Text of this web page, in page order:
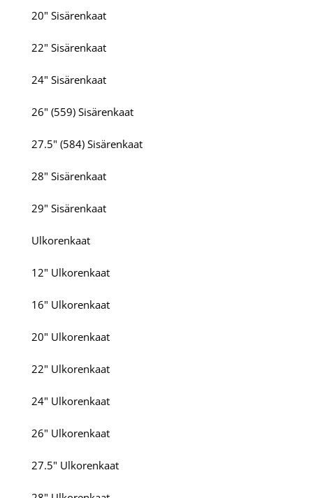
20" Sisärenkaat
22" Sisärenkaat
24" Sisärenkaat
26" (559) Sisärenkaat
27.5" (584) Sisärenkaat
28" Sisärenkaat
29" Sisärenkaat
Ulkorenkaat
12" Ulkorenkaat
16" Ulkorenkaat
20" Ulkorenkaat
22" Ulkorenkaat
24" Ulkorenkaat
26" Ulkorenkaat
27.5" Ulkorenkaat